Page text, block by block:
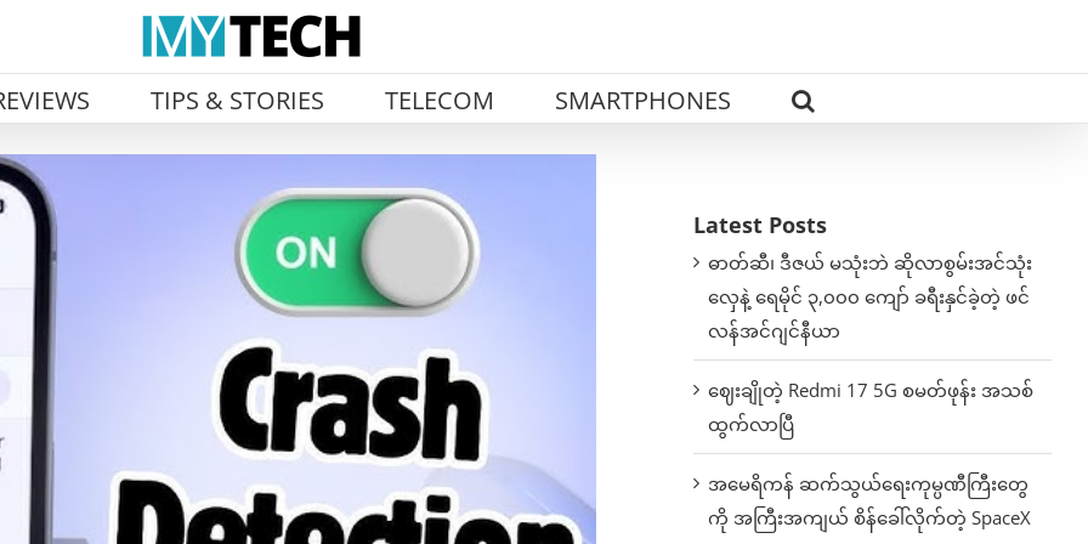
TIPS & STORIES TELECOM SMARTPHONES
Latest Posts
ဓာတ်ဆီ၊ ဒီဇယ် မသုံးဘဲ ဆိုလာစွမ်းအင်သုံး
လှေနဲ့ ရေမိုင် ၃,၀၀၀ ကျော် ခရီးနှင်ခဲ့တဲ့ ဖင်
လန်အင်ဂျင်နီယာ
ဈေးချိုတဲ့ Redmi 17 5G စမတ်ဖုန်း အသစ်
ထွက်လာပြီ
အမေရိကန် ဆက်သွယ်ရေးကုမ္ပဏီကြီးတွေ
ကို အကြီးအကျယ် စိန်ခေါ်လိုက်တဲ့ SpaceX